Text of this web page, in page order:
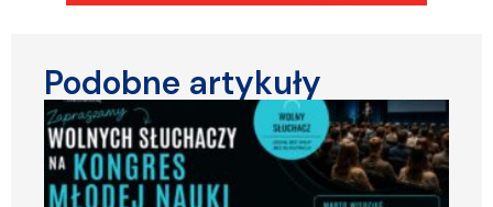
Podobne artykuły